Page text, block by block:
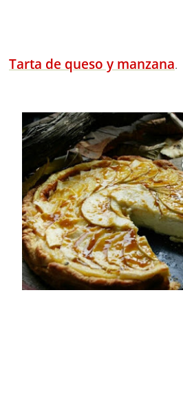
Tarta de queso y manzana.